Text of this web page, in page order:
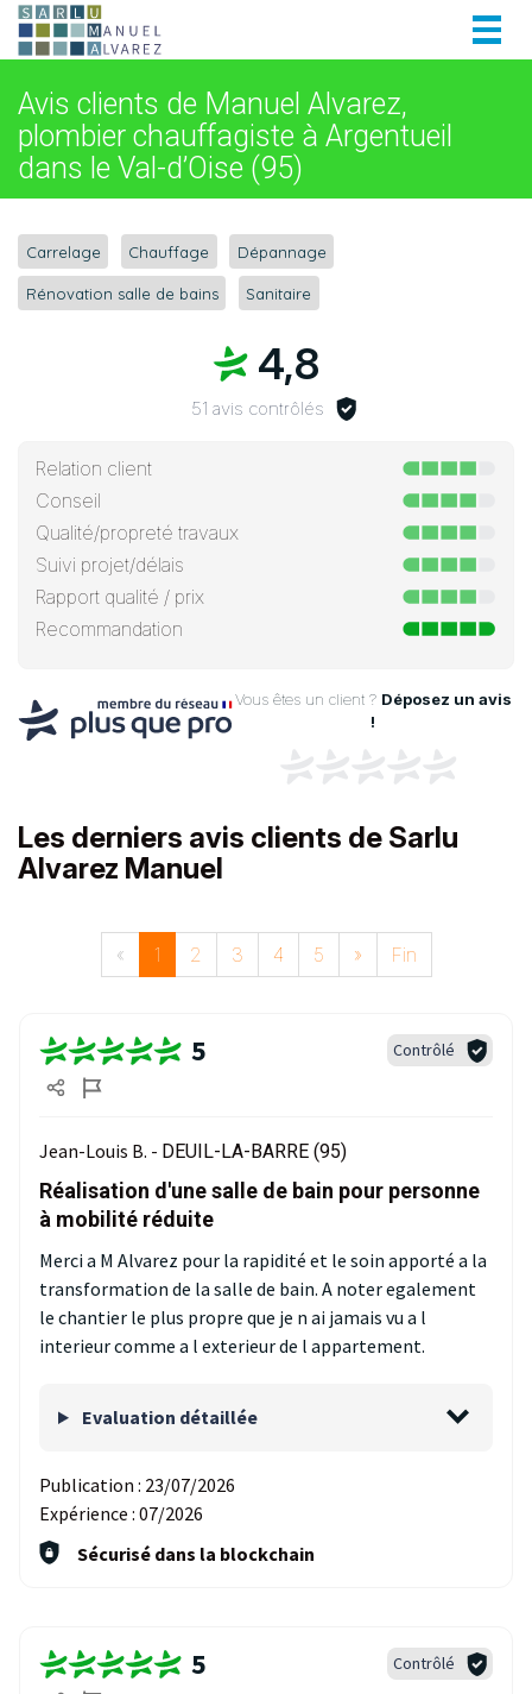
Avis clients de Manuel Alvarez,
plombier chauffagiste à Argentueil
dans le Val-d’Oise (95)
Carrelage Chauffage Dépannage
Rénovation salle de bains Sanitaire
4,8
51 avis contrôlés
Relation client
Conseil
Qualité/propreté travaux
Suivi projet/délais
Rapport qualité / prix
Recommandation
Vous êtes un client ? Déposez un avis
!
Les derniers avis clients de Sarlu
Alvarez Manuel
« 1 2 3 4 5 » Fin
5 Contrôlé
Jean-Louis B. - DEUIL-LA-BARRE (95)
Réalisation d'une salle de bain pour personne
à mobilité réduite
Merci a M Alvarez pour la rapidité et le soin apporté a la
transformation de la salle de bain. A noter egalement
le chantier le plus propre que je n ai jamais vu a l
interieur comme a l exterieur de l appartement.
Evaluation détaillée
Publication : 23/07/2026
Expérience : 07/2026
Sécurisé dans la blockchain
5 Contrôlé